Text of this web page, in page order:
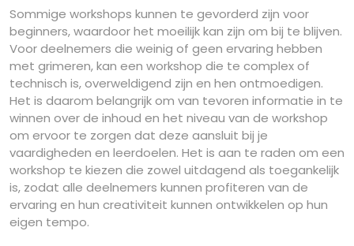
Sommige workshops kunnen te gevorderd zijn voor
beginners, waardoor het moeilijk kan zijn om bij te blijven.
Voor deelnemers die weinig of geen ervaring hebben
met grimeren, kan een workshop die te complex of
technisch is, overweldigend zijn en hen ontmoedigen.
Het is daarom belangrijk om van tevoren informatie in te
winnen over de inhoud en het niveau van de workshop
om ervoor te zorgen dat deze aansluit bij je
vaardigheden en leerdoelen. Het is aan te raden om een
workshop te kiezen die zowel uitdagend als toegankelijk
is, zodat alle deelnemers kunnen profiteren van de
ervaring en hun creativiteit kunnen ontwikkelen op hun
eigen tempo.